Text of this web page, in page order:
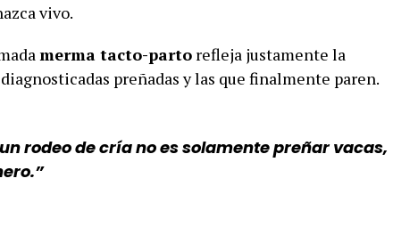
vivo.
merma tacto-parto refleja justamente la
preñadas y las que finalmente paren.
rodeo de cría no es solamente preñar vacas,